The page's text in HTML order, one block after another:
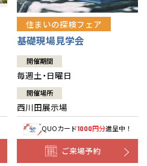
住まいの探検フェア
基礎現場見学会
開催期間
毎週土・日曜日
開催場所
西川田展示場
QUOカード1000円分進呈中！
ご来場予約